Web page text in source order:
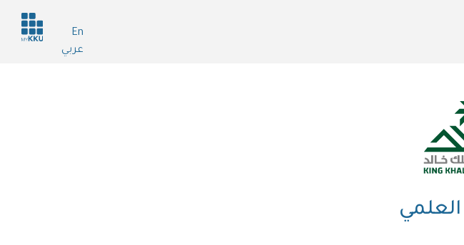
En
عربي
Header
services
العلمي